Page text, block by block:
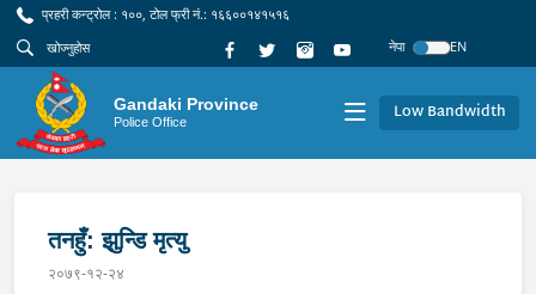
प्रहरी कन्ट्रोल : १००, टोल फ्री नं.: १६६००१४१५१६
नेपा
EN
Gandaki Province
Police Office Low Bandwidth
तनहुँ: झुन्डि मृत्यु
२०७९-१२-२४